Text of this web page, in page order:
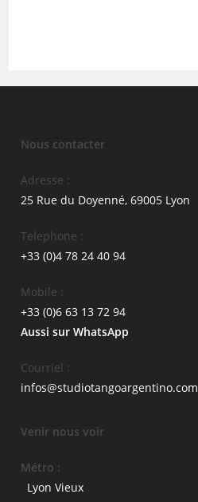
Nous contacter
Adresse :
25 Rue du Doyenné, 69005 Lyon
Telephone :
+33 (0)4 78 24 40 94
Mobile :
+33 (0)6 63 13 72 94
Aussi sur WhatsApp
Courriel :
infos@studiotangoargentino.com
Venir nous voir
Métro :
Lyon Vieux